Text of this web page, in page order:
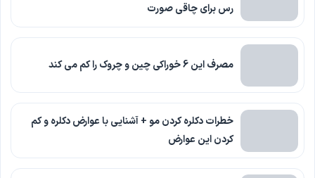
رس برای چاقی صورت
مصرف این 6 خوراکی چین و چروک را کم می کند
خطرات دکلره کردن مو + آشنایی با عوارض دکلره و کم
کردن این عوارض